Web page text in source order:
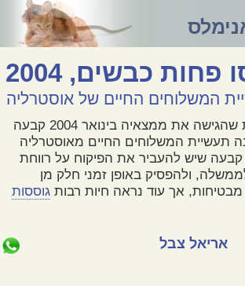
כבשים, 2004
המשלוחים החיים של אוסטרליה
ועדת חקירה אוסטרלית שהגישה את ממצאיה בינואר 2004 קבעה
תעשיית המשלוחים החיים מאוסטרליה
קבעה שיש להעביר את הפיקוח על רווחת
ולהפסיק באופן זמני חלק מן
אך עוד נראה חיות רבות גוססות
אריאל צבל